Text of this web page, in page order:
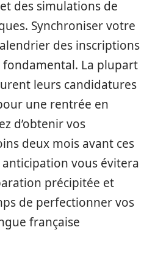
des simulations de
Synchroniser votre
des inscriptions
La plupart
leurs candidatures
une rentrée en
d’obtenir vos
deux mois avant ces
vous évitera
précipitée et
de perfectionner vos
française